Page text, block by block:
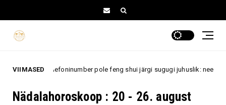
VIIMASED
Telefoninumber pole feng shui järgi sugugi juhuslik: need numbrid
Nädalahoroskoop : 20 - 26. august